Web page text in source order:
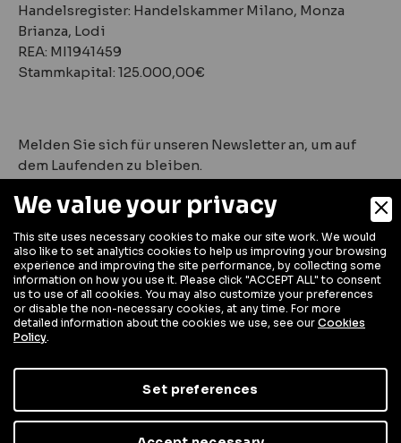
Handelsregister: Handelskammer Milano, Monza
Brianza, Lodi
REA: MI1941459
Stammkapital: 125.000,00€
Melden Sie sich für unseren Newsletter an, um auf
dem Laufenden zu bleiben.
UnternehmenspolitikPrivacy Policy Cookie Policy
Digital Marketing
We value your privacy
This site uses necessary cookies to make our site work. We would
also like to set analytics cookies to help us improving your browsing
experience and improving the site performance, by collecting some
information on how you use it. Please click "ACCEPT ALL" to consent
us to use of all cookies. You may also customize your preferences
or disable the non-necessary cookies, at any time. For more
detailed information about the cookies we use, see our Cookies
Policy.
Set preferences